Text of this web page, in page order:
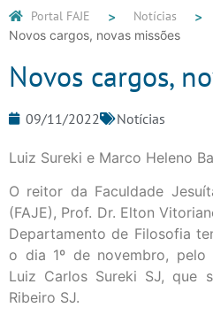
Portal FAJE Notícias
Novos cargos, novas missões
Novos cargos,
09/11/2022 Notícias
Luiz Sureki e Marco Heleno
O reitor da Faculdade
(FAJE), Prof. Dr. Elton
Departamento de Filosofia
o dia 1º de novembro,
Luiz Carlos Sureki SJ, que
Ribeiro SJ.